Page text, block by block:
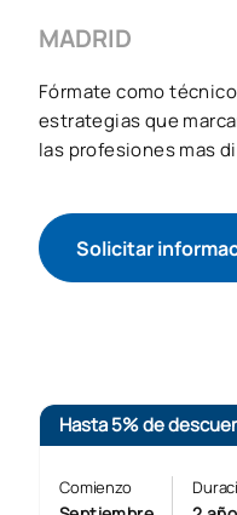
MADRID
Fórmate como
estrategias que
las profesiones mas
Solicitar
Hasta 5% de
Comienzo